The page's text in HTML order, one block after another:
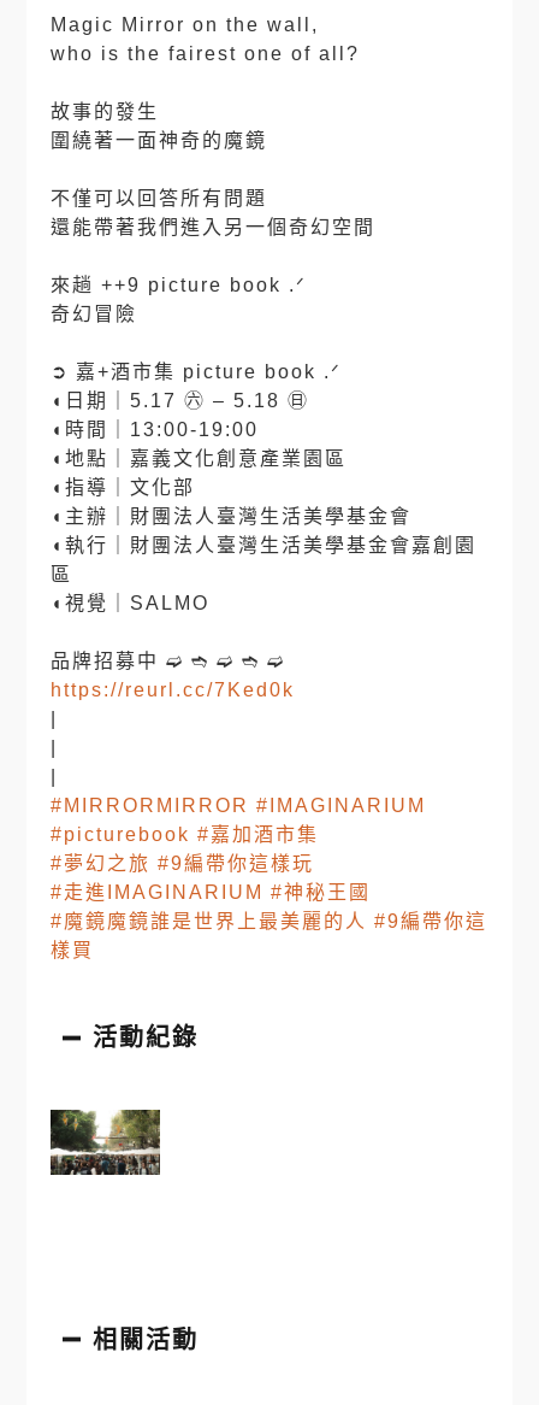
Magic Mirror on the wall,
who is the fairest one of all?
故事的發生
圍繞著一面神奇的魔鏡
不僅可以回答所有問題
還能帶著我們進入另一個奇幻空間
來趟 ++9 picture book .ᐟ
奇幻冒險
➲ 嘉+酒市集 picture book .ᐟ
◖日期｜5.17 ㊅ – 5.18 ㊐
◖時間｜13:00-19:00
◖地點｜嘉義文化創意產業園區
◖指導｜文化部
◖主辦｜財團法人臺灣生活美學基金會
◖執行｜財團法人臺灣生活美學基金會嘉創園
區
◖視覺｜SALMO
品牌招募中 ➫ ➬ ➫ ➬ ➫
https://reurl.cc/7Ked0k
#MIRRORMIRROR #IMAGINARIUM
#picturebook #嘉加酒市集
#夢幻之旅 #9編帶你這樣玩
#走進IMAGINARIUM
#神秘王國
#魔鏡魔鏡誰是世界上最美麗的人
#9編帶你這
樣買
活動紀錄
相關活動